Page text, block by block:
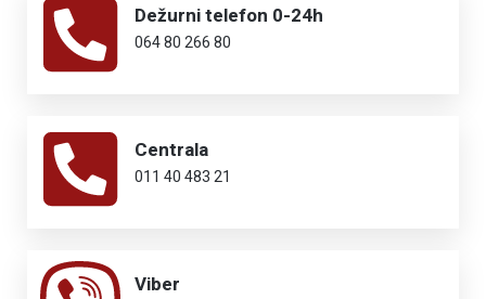
Dežurni telefon 0-24h
064 80 266 80
Centrala
011 40 483 21
Viber